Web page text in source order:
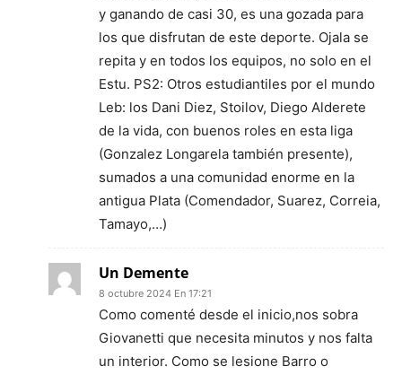
y ganando de casi 30, es una gozada para
los que disfrutan de este deporte. Ojala se
repita y en todos los equipos, no solo en el
Estu. PS2: Otros estudiantiles por el mundo
Leb: los Dani Diez, Stoilov, Diego Alderete
de la vida, con buenos roles en esta liga
(Gonzalez Longarela también presente),
sumados a una comunidad enorme en la
antigua Plata (Comendador, Suarez, Correia,
Tamayo,…)
Un Demente
8 octubre 2024 En 17:21
Como comenté desde el inicio,nos sobra
Giovanetti que necesita minutos y nos falta
un interior. Como se lesione Barro o